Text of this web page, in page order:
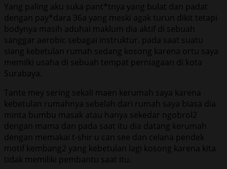
Yang paling aku suka pant*tnya yang bulat dan padat
dengan pay*dara 36a yang meski agak turun dikit tetapi
bodynya masih aduhai maklum dia aktif di sebuah
sanggar aerobic sebagai instruktur. pada saat suatu
siang kebetulan rumah sedang kosong karena ortu saya
memilki usaha di sebuah tempat perniagaan di kota
Surabaya.
Tante mey sering sekali maen kerumah saya karena
kebetulan rumahnya sebelah dari rumah saya biasa dia
minta bumbu masak atau hanya sekedar ngobrol2
dengan mama dan pada saat itu dia datang kerumah
dengan memakai t-shir u can see dan celana pendek
motif kembang2 yang kebetulan lagi kosong karena kita
tidak memiliki pembantu saat itu.